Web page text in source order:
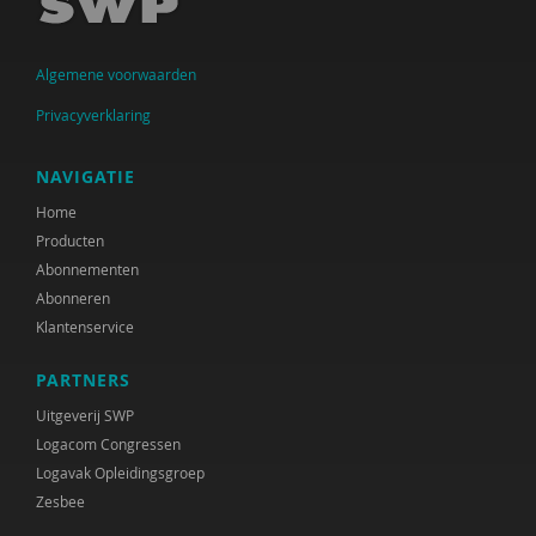
Jan Jukema
Carolien Konijn
J.K. Kool
Paul Kop
Cindy Kruijthof
M.H. Nagtegaal
Coby Nell
Gabriël Prinsenberg
Joke Ravensbergen
Han Spanjaard
Algemene voorwaarden
Privacyverklaring
NAVIGATIE
Home
Producten
Abonnementen
Abonneren
Klantenservice
PARTNERS
Uitgeverij SWP
Logacom Congressen
Logavak Opleidingsgroep
Zesbee